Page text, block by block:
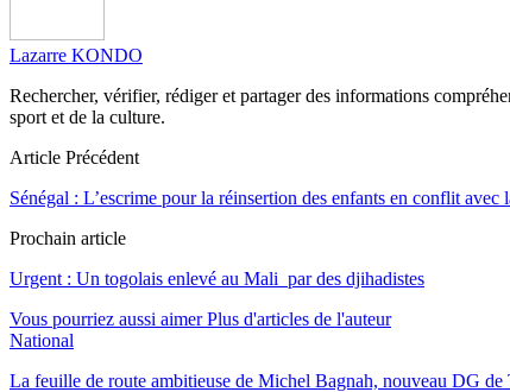
Lazarre KONDO
Rechercher, vérifier, rédiger et partager des informations
sport et de la culture.
Article Précédent
Sénégal : L’escrime pour la réinsertion des enfants en conflit avec
Prochain article
Urgent : Un togolais enlevé au Mali par des djihadistes
Vous pourriez aussi aimer Plus d'articles de l'auteur
National
La feuille de route ambitieuse de Michel Bagnah, nouveau DG de